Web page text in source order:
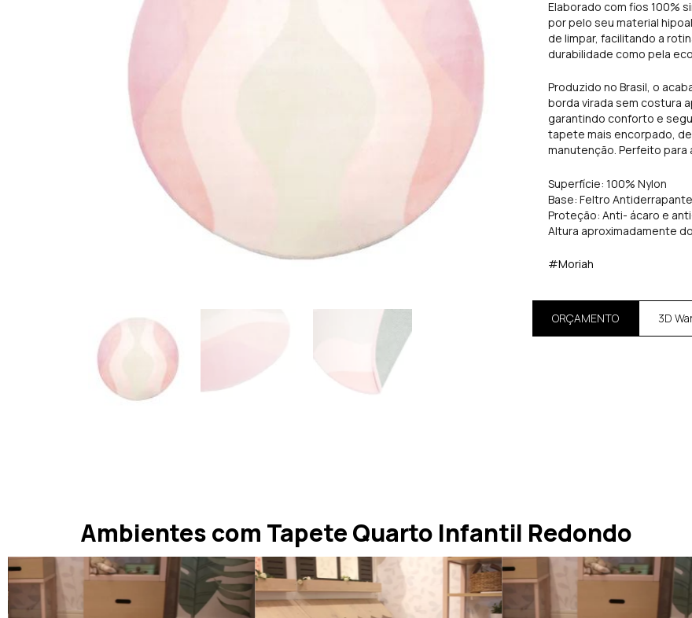
Elaborado com fios 100%
por pelo seu material
de limpar, facilitando a
durabilidade como pela
Produzido no Brasil, o
borda virada sem costura
garantindo conforto e
tapete mais encorpado,
manutenção. Perfeito para
Superfície: 100% Nylon
Base: Feltro
Proteção: Anti- ácaro e
Altura aproximadamente
#Moriah
ORÇAMENTO 3D
Ambientes com Tapete Quarto Infantil Redondo